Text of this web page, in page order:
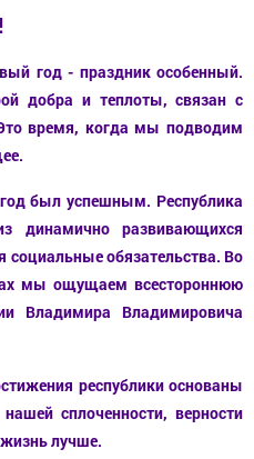
год - праздник особенный.
добра и теплоты, связан с
время, когда мы подводим
был успешным. Республика
динамично развивающихся
обязательства. Во
мы ощущаем всестороннюю
Владимира Владимировича
республики основаны
сплоченности, верности
лучше.